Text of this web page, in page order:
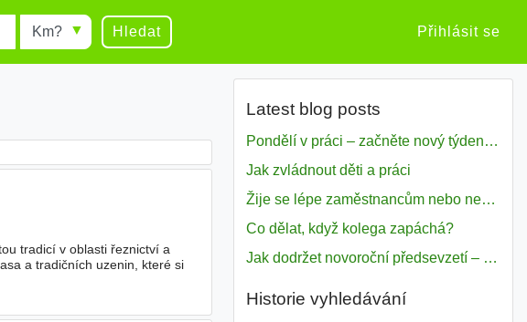
Radius Hledat Přihlásit se
tradicí v oblasti řeznictví a
a tradičních uzenin, které si
Latest blog posts
Pondělí v práci – začněte nový týden s motivací
Jak zvládnout děti a práci
Žije se lépe zaměstnancům nebo nezavislým pracovníkům
Co dělat, když kolega zapáchá?
Jak dodržet novoroční předsevzetí – naše tipy pro dobrý začátek roku 2018
Historie vyhledávání